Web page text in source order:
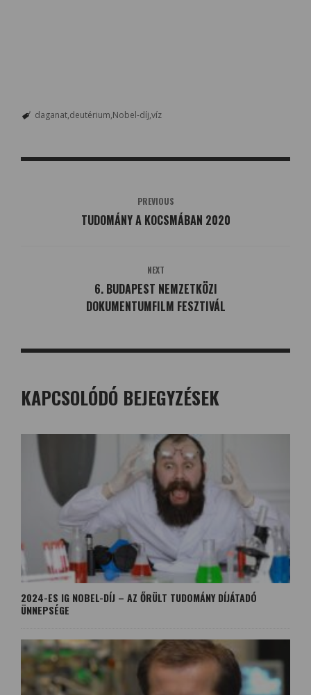
daganat deutérium Nobel-díj víz
PREVIOUS
TUDOMÁNY A KOCSMÁBAN 2020
NEXT
6. BUDAPEST NEMZETKÖZI
DOKUMENTUMFILM FESZTIVÁL
KAPCSOLÓDÓ BEJEGYZÉSEK
2024-ES IG NOBEL-DÍJ – AZ ŐRÜLT TUDOMÁNY DÍJÁTADÓ
ÜNNEPSÉGE